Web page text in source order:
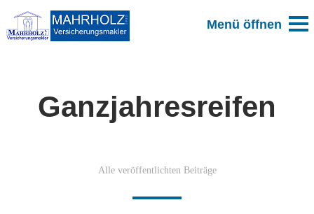
Ganzjahresreifen
Alle veröffentlichten Beiträge